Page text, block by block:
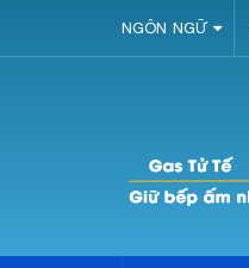
NGÔN NGỮ